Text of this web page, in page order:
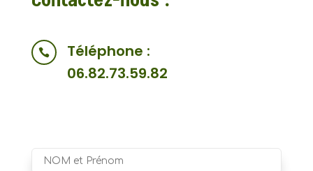

Téléphone :
06.82.73.59.82